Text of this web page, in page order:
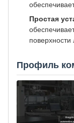
Простая
поверхности
Профиль